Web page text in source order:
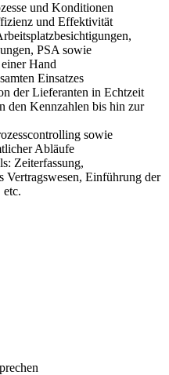
und Konditionen
und Effektivität
PSA sowie
Hand
Einsatzes
der Lieferanten in Echtzeit
den Kennzahlen bis hin zur
sowie
Abläufe
Zeiterfassung,
Vertragswesen, Einführung der
etc.